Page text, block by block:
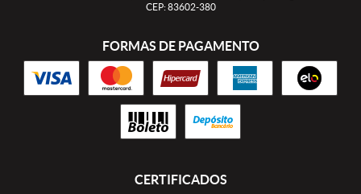
CEP: 83602-380
FORMAS DE PAGAMENTO
CERTIFICADOS